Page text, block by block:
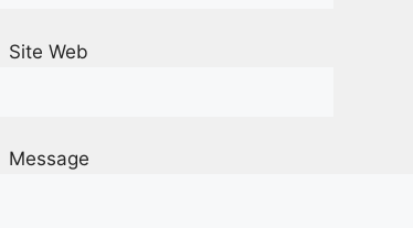
Site Web
Message